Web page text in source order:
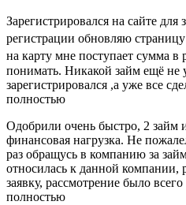
Зарегистрировался на сайте для
регистрации обновляю
на карту мне поступает сумма в
понимать. Никакой займ ещё не
зарегистрировался ,а уже все
полностью
Одобрили очень быстро, 2 займ
финансовая нагрузка. Не
раз обращусь в компанию за
относилась к данной компании,
заявку, рассмотрение было
полностью